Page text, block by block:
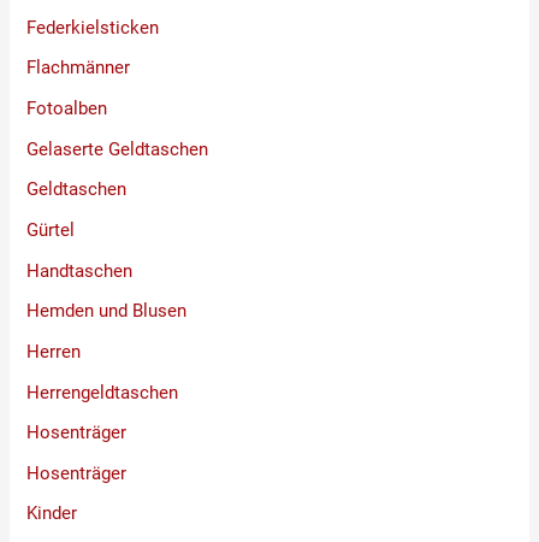
Federkielsticken
Flachmänner
Fotoalben
Gelaserte Geldtaschen
Geldtaschen
Gürtel
Handtaschen
Hemden und Blusen
Herren
Herrengeldtaschen
Hosenträger
Hosenträger
Kinder